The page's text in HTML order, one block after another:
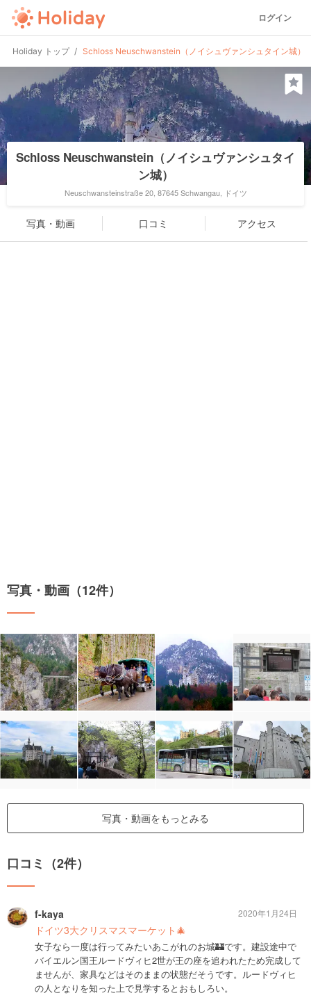
ログイン
Holiday トップ Schloss Neuschwanstein（ノイシュヴァンシュタイン城）
Schloss Neuschwanstein（ノイシュヴァンシュタイ
ン城）
Neuschwansteinstraße 20, 87645 Schwangau, ドイツ
写真・動画 口コミ アクセス
写真・動画（12件）
写真・動画をもっとみる
口コミ（2件）
f-kaya
ドイツ3大クリスマスマーケット🎄
女子なら一度は行ってみたいあこがれのお城🏰です。建設途中で
バイエルン国王ルードヴィヒ2世が王の座を追われたため完成して
ませんが、家具などはそのままの状態だそうです。ルードヴィヒ
の人となりを知った上で見学するとおもしろい。
2020年1月24日